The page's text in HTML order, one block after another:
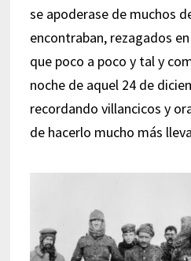
se apoderase de muchos
encontraban, rezagados
que poco a poco y tal y
noche de aquel 24 de
recordando villancicos y
de hacerlo mucho más